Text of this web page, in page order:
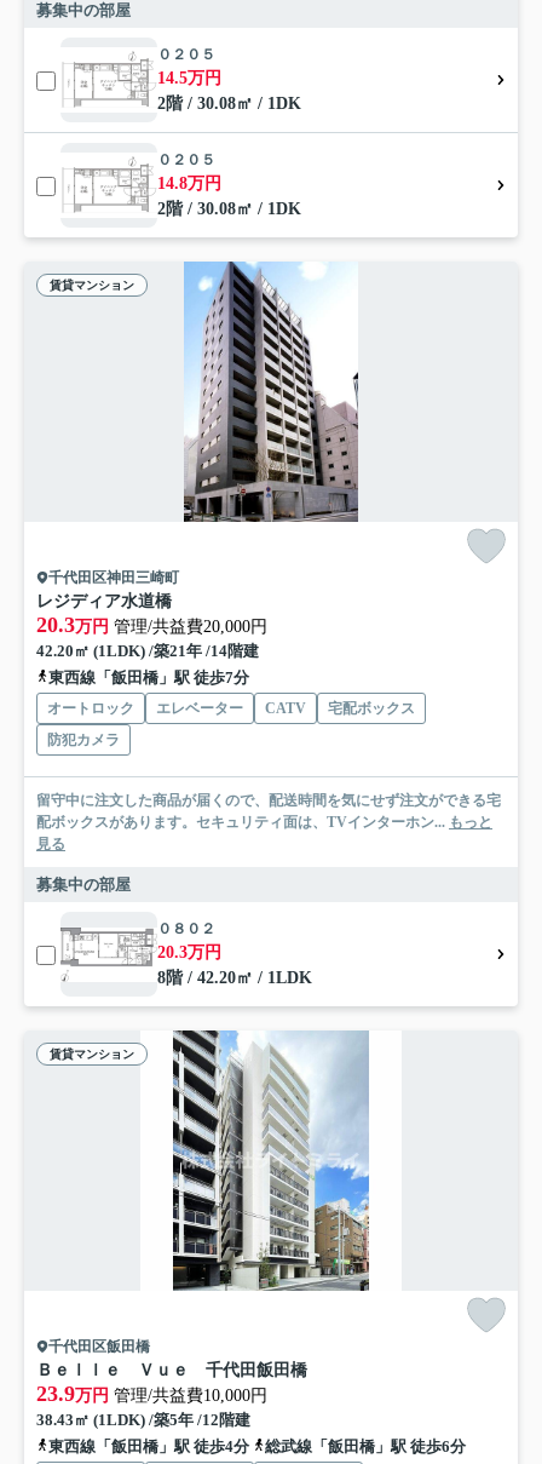
募集中の部屋
０２０５
14.5万円
2階 / 30.08㎡ / 1DK
０２０５
14.8万円
2階 / 30.08㎡ / 1DK
賃貸マンション
千代田区神田三崎町
レジディア水道橋
20.3万円 管理/共益費20,000円
42.20㎡ (1LDK) /築21年 /14階建
東西線「飯田橋」駅 徒歩7分
オートロック エレベーター CATV
宅配ボックス
防犯カメラ
留守中に注文した商品が届くので、配送時間を気にせず注文ができる宅
配ボックスがあります。セキュリティ面は、TVインターホン... もっと
見る
募集中の部屋
０８０２
20.3万円
8階 / 42.20㎡ / 1LDK
賃貸マンション
千代田区飯田橋
Ｂｅｌｌｅ Ｖｕｅ 千代田飯田橋
23.9万円 管理/共益費10,000円
38.43㎡ (1LDK) /築5年 /12階建
東西線「飯田橋」駅 徒歩4分
総武線「飯田橋」駅 徒歩6分